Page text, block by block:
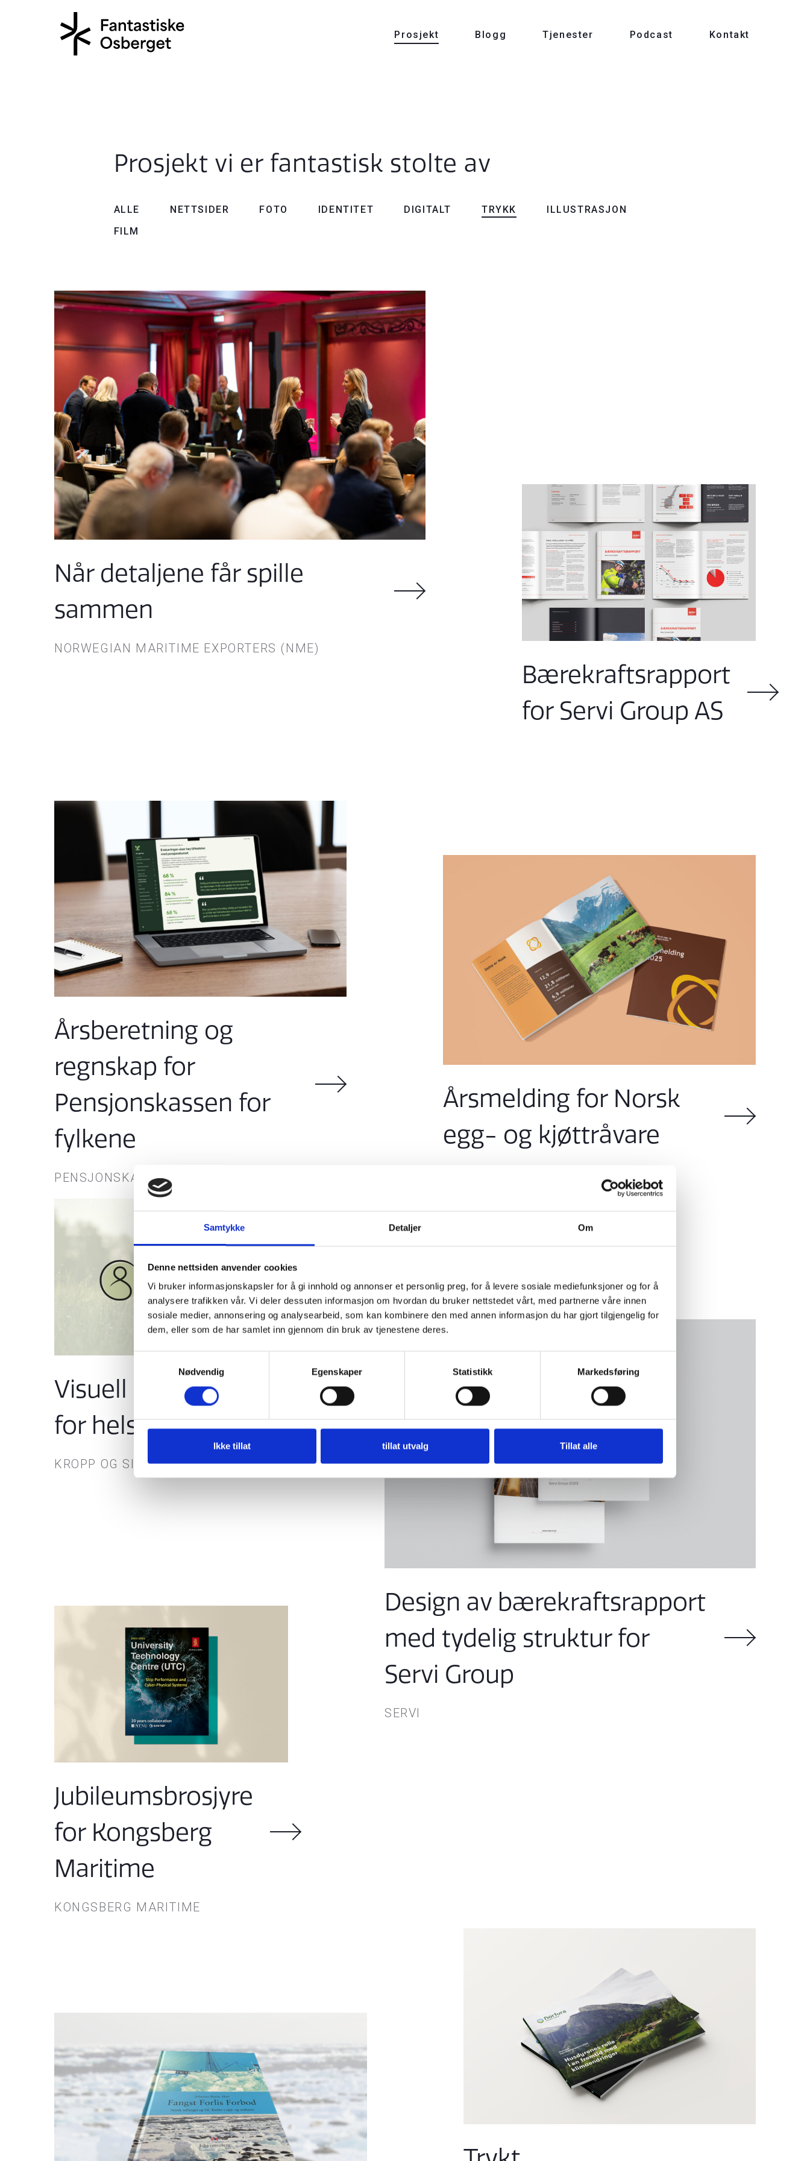
Samtykke Detaljer Om
Denne nettsiden anvender cookies
Vi bruker informasjonskapsler for å gi innhold og annonser et personlig preg, for å levere sosiale mediefunksjoner og for å
analysere trafikken vår. Vi deler dessuten informasjon om hvordan du bruker nettstedet vårt, med partnerne våre innen
sosiale medier, annonsering og analysearbeid, som kan kombinere den med annen informasjon du har gjort tilgjengelig for
dem, eller som de har samlet inn gjennom din bruk av tjenestene deres.
Samtykkevalg
Nødvendig
Egenskaper Statistikk Markedsføring
Ikke tillat tillat utvalg Tillat alle
Prosjekt Blogg Tjenester Podcast Kontakt
Prosjekt vi er fantastisk stolte av
ALLE NETTSIDER FOTO IDENTITET DIGITALT TRYKK
ILLUSTRASJON
FILM
Når detaljene får spille
sammen
NORWEGIAN MARITIME EXPORTERS (NME)
Bærekraftsrapport
for Servi Group AS
Årsberetning og
regnskap for
Pensjonskassen for
fylkene
PENSJONSKASSEN FOR FYLKENE
Årsmelding for Norsk
egg- og kjøttråvare
Visuell identitet
for helsecoach
KROPP OG SINN HELSECOACHING
Jubileumsbrosjyre
for Kongsberg
Maritime
KONGSBERG MARITIME
Design av bærekraftsrapport
med tydelig struktur for
Servi Group
SERVI